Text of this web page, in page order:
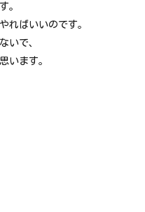
。
ればいいのです。
いで、
います。